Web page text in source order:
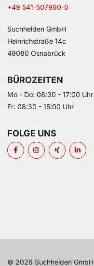
+49 541-507960-0
Suchhelden GmbH
Heinrichstraße 14c
49080 Osnabrück
BÜROZEITEN
Mo - Do: 08:30 - 17:00 Uhr
Fr: 08:30 - 15:00 Uhr
FOLGE UNS
© 2026 Suchhelden GmbH